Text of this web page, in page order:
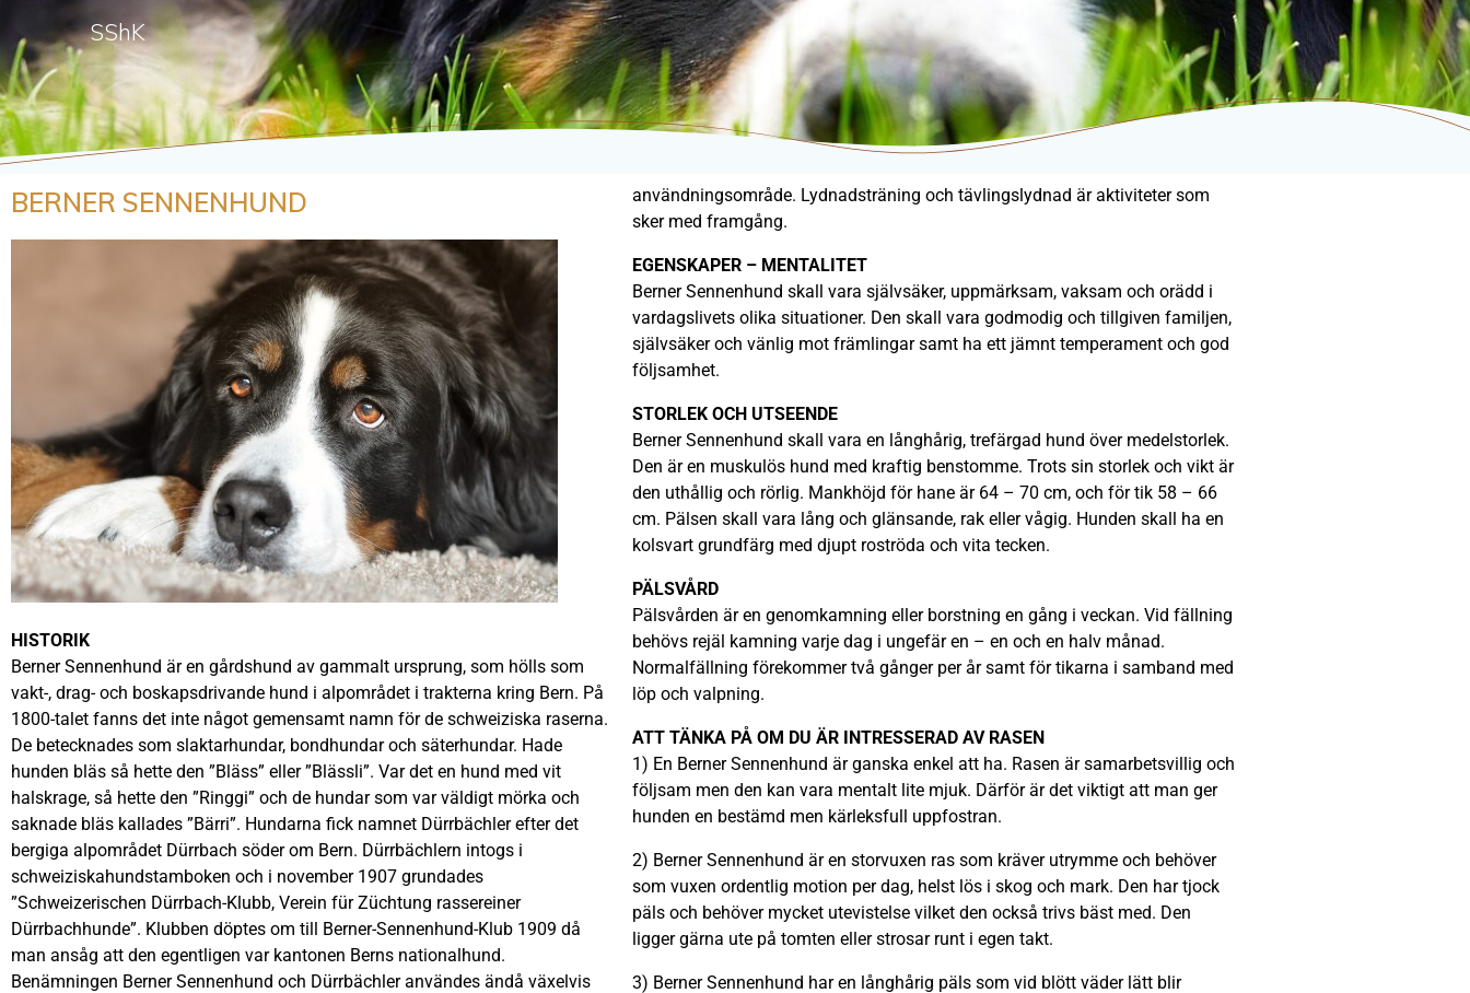
SShK
BERNER SENNENHUND
HISTORIK
Berner Sennenhund är en gårdshund av gammalt ursprung, som hölls som
vakt-, drag- och boskapsdrivande hund i alpområdet i trakterna kring Bern. På
1800-talet fanns det inte något gemensamt namn för de schweiziska raserna.
De betecknades som slaktarhundar, bondhundar och säterhundar. Hade
hunden bläs så hette den ”Bläss” eller ”Blässli”. Var det en hund med vit
halskrage, så hette den ”Ringgi” och de hundar som var väldigt mörka och
saknade bläs kallades ”Bärri”. Hundarna fick namnet Dürrbächler efter det
bergiga alpområdet Dürrbach söder om Bern. Dürrbächlern intogs i
schweiziskahundstamboken och i november 1907 grundades
”Schweizerischen Dürrbach-Klubb, Verein für Züchtung rassereiner
Dürrbachhunde”. Klubben döptes om till Berner-Sennenhund-Klub 1909 då
man ansåg att den egentligen var kantonen Berns nationalhund.
Benämningen Berner Sennenhund och Dürrbächler användes ändå växelvis
användningsområde. Lydnadsträning och tävlingslydnad är aktiviteter som
sker med framgång.
EGENSKAPER – MENTALITET
Berner Sennenhund skall vara självsäker, uppmärksam, vaksam och orädd i
vardagslivets olika situationer. Den skall vara godmodig och tillgiven familjen,
självsäker och vänlig mot främlingar samt ha ett jämnt temperament och god
följsamhet.
STORLEK OCH UTSEENDE
Berner Sennenhund skall vara en långhårig, trefärgad hund över medelstorlek.
Den är en muskulös hund med kraftig benstomme. Trots sin storlek och vikt är
den uthållig och rörlig. Mankhöjd för hane är 64 – 70 cm, och för tik 58 – 66
cm. Pälsen skall vara lång och glänsande, rak eller vågig. Hunden skall ha en
kolsvart grundfärg med djupt roströda och vita tecken.
PÄLSVÅRD
Pälsvården är en genomkamning eller borstning en gång i veckan. Vid fällning
behövs rejäl kamning varje dag i ungefär en – en och en halv månad.
Normalfällning förekommer två gånger per år samt för tikarna i samband med
löp och valpning.
ATT TÄNKA PÅ OM DU ÄR INTRESSERAD AV RASEN
1) En Berner Sennenhund är ganska enkel att ha. Rasen är samarbetsvillig och
följsam men den kan vara mentalt lite mjuk. Därför är det viktigt att man ger
hunden en bestämd men kärleksfull uppfostran.
2) Berner Sennenhund är en storvuxen ras som kräver utrymme och behöver
som vuxen ordentlig motion per dag, helst lös i skog och mark. Den har tjock
päls och behöver mycket utevistelse vilket den också trivs bäst med. Den
ligger gärna ute på tomten eller strosar runt i egen takt.
3) Berner Sennenhund har en långhårig päls som vid blött väder lätt blir